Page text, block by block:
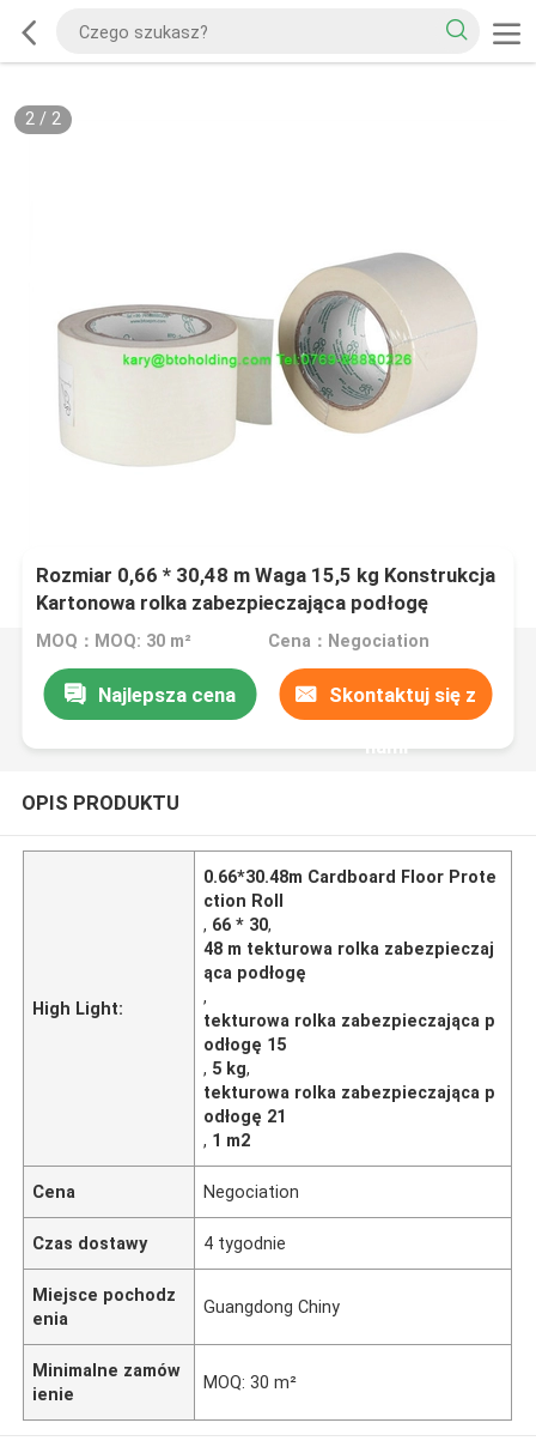
2/ 2
Rozmiar 0,66 * 30,48 m Waga 15,5 kg Konstrukcja
Kartonowa rolka zabezpieczająca podłogę
MOQ：MOQ: 30 m² Cena：Negociation
Najlepsza cena Skontaktuj się z
nami
OPIS PRODUKTU
High Light:
0.66*30.48m Cardboard Floor Prote
ction Roll
, 66 * 30,
48 m tekturowa rolka zabezpieczaj
ąca podłogę
,
tekturowa rolka zabezpieczająca p
odłogę 15
, 5 kg,
tekturowa rolka zabezpieczająca p
odłogę 21
, 1 m2
Cena Negociation
Czas dostawy 4 tygodnie
Miejsce pochodz
enia
Guangdong Chiny
Minimalne zamów
ienie
MOQ: 30 m²